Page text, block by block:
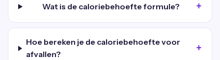
Wat is de caloriebehoefte formule?
Hoe bereken je de caloriebehoefte voor
afvallen?